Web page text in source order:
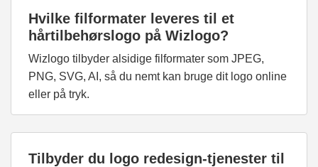
Hvilke filformater leveres til et
hårtilbehørslogo på Wizlogo?
Wizlogo tilbyder alsidige filformater som JPEG,
PNG, SVG, AI, så du nemt kan bruge dit logo online
eller på tryk.
Tilbyder du logo redesign-tjenester til